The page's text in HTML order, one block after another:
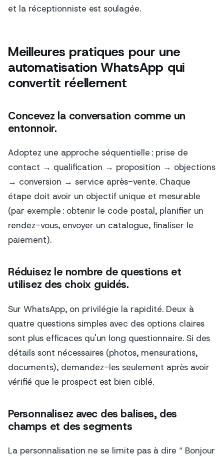
et la réceptionniste est soulagée.
Meilleures pratiques pour une
automatisation WhatsApp qui
convertit réellement
Concevez la conversation comme un
entonnoir.
Adoptez une approche séquentielle : prise de
contact → qualification → proposition → objections
→ conversion → service après-vente. Chaque
étape doit avoir un objectif unique et mesurable
(par exemple : obtenir le code postal, planifier un
rendez-vous, envoyer un catalogue, finaliser le
paiement).
Réduisez le nombre de questions et
utilisez des choix guidés.
Sur WhatsApp, on privilégie la rapidité. Deux à
quatre questions simples avec des options claires
sont plus efficaces qu'un long questionnaire. Si des
détails sont nécessaires (photos, mensurations,
documents), demandez-les seulement après avoir
vérifié que le prospect est bien ciblé.
Personnalisez avec des balises, des
champs et des segments
La personnalisation ne se limite pas à dire “ Bonjour